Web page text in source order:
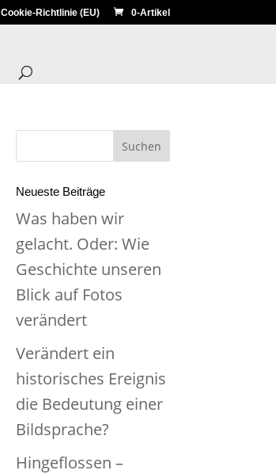
Cookie-Richtlinie (EU) 0-Artikel
Neueste Beiträge
Was haben wir
gelacht. Oder: Wie
Geschichte unseren
Blick auf Fotos
verändert
Verändert ein
historisches Ereignis
die Bedeutung einer
Bildsprache?
Hingeflossen –